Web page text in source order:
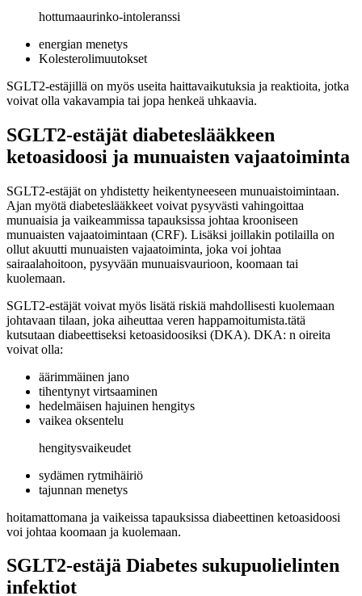
hottumaaurinko-intoleranssi
energian menetys
Kolesterolimuutokset
SGLT2-estäjillä on myös useita haittavaikutuksia ja reaktioita, jotka
voivat olla vakavampia tai jopa henkeä uhkaavia.
SGLT2-estäjät diabeteslääkkeen
ketoasidoosi ja munuaisten vajaatoiminta
SGLT2-estäjät on yhdistetty heikentyneeseen munuaistoimintaan.
Ajan myötä diabeteslääkkeet voivat pysyvästi vahingoittaa
munuaisia ja vaikeammissa tapauksissa johtaa krooniseen
munuaisten vajaatoimintaan (CRF). Lisäksi joillakin potilailla on
ollut akuutti munuaisten vajaatoiminta, joka voi johtaa
sairaalahoitoon, pysyvään munuaisvaurioon, koomaan tai
kuolemaan.
SGLT2-estäjät voivat myös lisätä riskiä mahdollisesti kuolemaan
johtavaan tilaan, joka aiheuttaa veren happamoitumista.tätä
kutsutaan diabeettiseksi ketoasidoosiksi (DKA). DKA: n oireita
voivat olla:
äärimmäinen jano
tihentynyt virtsaaminen
hedelmäisen hajuinen hengitys
vaikea oksentelu
hengitysvaikeudet
sydämen rytmihäiriö
tajunnan menetys
hoitamattomana ja vaikeissa tapauksissa diabeettinen ketoasidoosi
voi johtaa koomaan ja kuolemaan.
SGLT2-estäjä Diabetes sukupuolielinten
infektiot